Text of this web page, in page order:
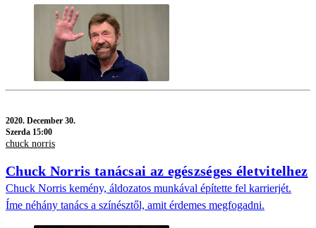
2020. December 30.
Szerda 15:00
chuck norris
Chuck Norris tanácsai az egészséges életvitelhez
Chuck Norris kemény, áldozatos munkával építette fel karrierjét.
Íme néhány tanács a színésztől, amit érdemes megfogadni.